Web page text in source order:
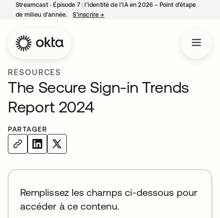
Streamcast ‑ Épisode 7 : l’identité de l’IA en 2026 – Point d’étape
de milieu d’année.
S’inscrire→
RESOURCES
The Secure Sign-in Trends
Report 2024
PARTAGER
Remplissez les champs ci-dessous pour
accéder à ce contenu.